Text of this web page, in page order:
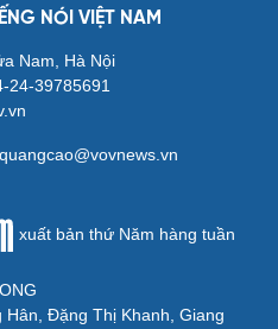
NÓI VIỆT NAM
Nam, Hà Nội
24-39785691
xuất bản thứ Năm hàng tuần
Hân, Đặng Thị Khanh, Giang